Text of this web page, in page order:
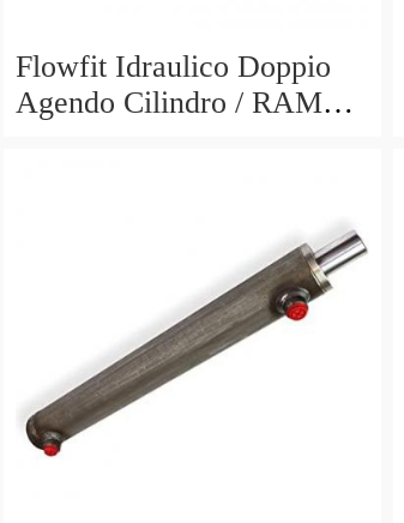
Flowfit Idraulico Doppio
Agendo Cilindro / RAM